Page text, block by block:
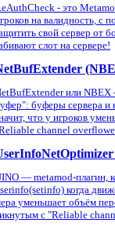
- это
на валидность, с
свой сервер от
слот на сервере!
или NBEX
буферы сервера и
что у игроков
channel
— metamod-плагин,
когда
уменьшает объём
с "Reliable